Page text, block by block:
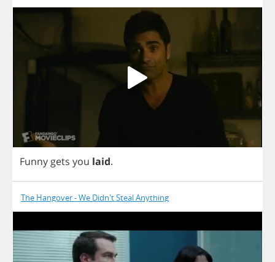
Funnygets you laid.
The Hangover - We Didn't Steal Anything